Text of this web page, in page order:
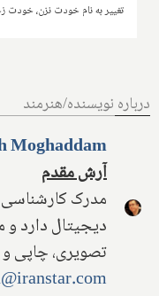
تغییر به نام خودت نزن،
درباره نویسنده/هنرمند
Moghaddam
آرش مقدم
مدرک
تصویری، چاپی و